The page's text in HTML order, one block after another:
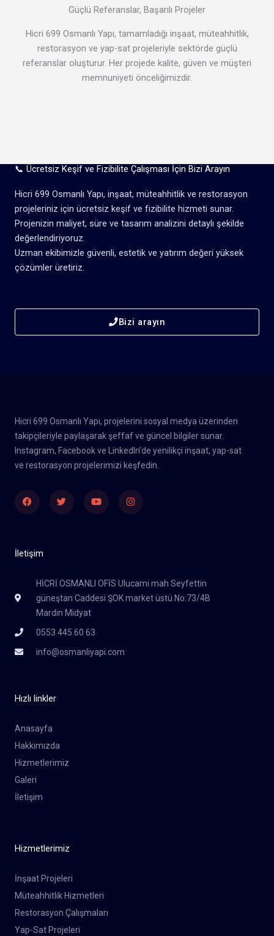
Güçlü Referanslar, Başarılı Projeler
Hicri 699 Osmanlı Yapı, tamamladığı inşaat, müteahhitlik,
restorasyon ve yap-sat projeleriyle sektörde güçlü
referanslar oluşturur. Her projede kalite, güven ve müşteri
memnuniyeti önceliğimizdir.
📞 Ücretsiz Keşif ve Fizibilite Çalışması İçin Bizi Arayın
Hicri 699 Osmanlı Yapı, inşaat, müteahhitlik ve restorasyon
projeleriniz için ücretsiz keşif ve fizibilite hizmeti sunar.
Projenizin maliyet, süre ve tasarım analizini detaylı şekilde
değerlendiriyoruz.
Uzman ekibimizle güvenli, estetik ve yatırım değeri yüksek
çözümler üretiriz.
Bizi arayın
Hicri 699 Osmanlı Yapı, projelerini sosyal medya üzerinden
takipçileriyle paylaşarak şeffaf ve güncel bilgiler sunar.
Instagram, Facebook ve LinkedIn’de yenilikçi inşaat, yap-sat
ve restorasyon projelerimizi keşfedin.
FacebookTwitter YoutubeInstagram
İletişim
HİCRİ OSMANLI OFİS Ulucami mah Seyfettin
güneştan Caddesi ŞOK market üstü No:73/4B
Mardin Midyat
0553 445 60 63
info@osmanliyapi.com
Hızlı linkler
Anasayfa
Hakkımızda
Hizmetlerimiz
Galeri
İletişim
Hizmetlerimiz
İnşaat Projeleri
Müteahhitlik Hizmetleri
Restorasyon Çalışmaları
Yap-Sat Projeleri